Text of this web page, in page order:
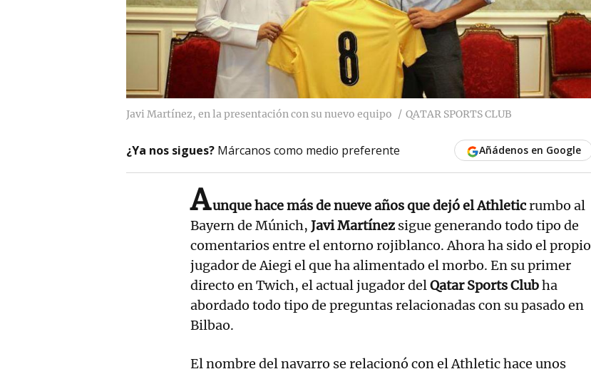
Javi Martínez, en la presentación con su nuevo equipo QATAR SPORTS CLUB
¿Ya nos sigues? Márcanos como medio preferente Añádenos en Google
Aunque hace más de nueve años que dejó el Athleticrumbo al
Bayern de Múnich, Javi Martínez sigue generando todo tipo de
comentarios entre el entorno rojiblanco. Ahora ha sido el propio
jugador de Aiegi el que ha alimentado el morbo. En su primer
directo en Twich, el actual jugador delQatar Sports Clubha
abordado todo tipo de preguntas relacionadas con su pasado en
Bilbao.
El nombre del navarro se relacionó con el Athletic hace unos